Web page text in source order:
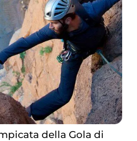
della Gola di